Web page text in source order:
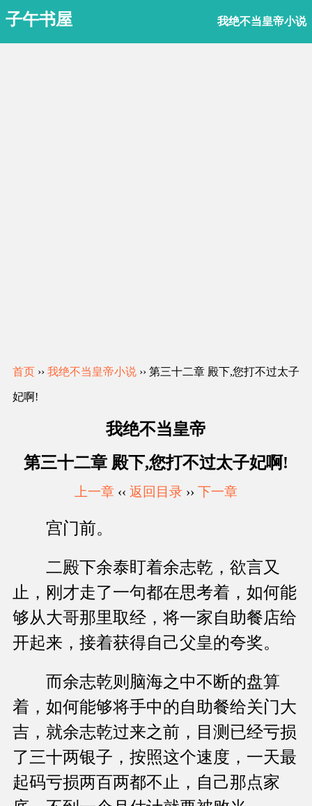
子午书屋 我绝不当皇帝小说
首页 ›› 我绝不当皇帝小说 ›› 第三十二章 殿下,您打不过太子
妃啊!
我绝不当皇帝
第三十二章 殿下,您打不过太子妃啊!
上一章 ‹‹ 返回目录 ›› 下一章
宫门前。
二殿下余泰盯着余志乾，欲言又
止，刚才走了一句都在思考着，如何能
够从大哥那里取经，将一家自助餐店给
开起来，接着获得自己父皇的夸奖。
而余志乾则脑海之中不断的盘算
着，如何能够将手中的自助餐给关门大
吉，就余志乾过来之前，目测已经亏损
了三十两银子，按照这个速度，一天最
起码亏损两百两都不止，自己那点家